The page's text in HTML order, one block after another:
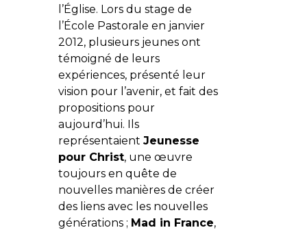
l’Église. Lors du stage de
l’École Pastorale en janvier
2012, plusieurs jeunes ont
témoigné de leurs
expériences, présenté leur
vision pour l’avenir, et fait des
propositions pour
aujourd’hui. Ils
représentaient Jeunesse
pour Christ, une œuvre
toujours en quête de
nouvelles manières de créer
des liens avec les nouvelles
générations ; Mad in France,